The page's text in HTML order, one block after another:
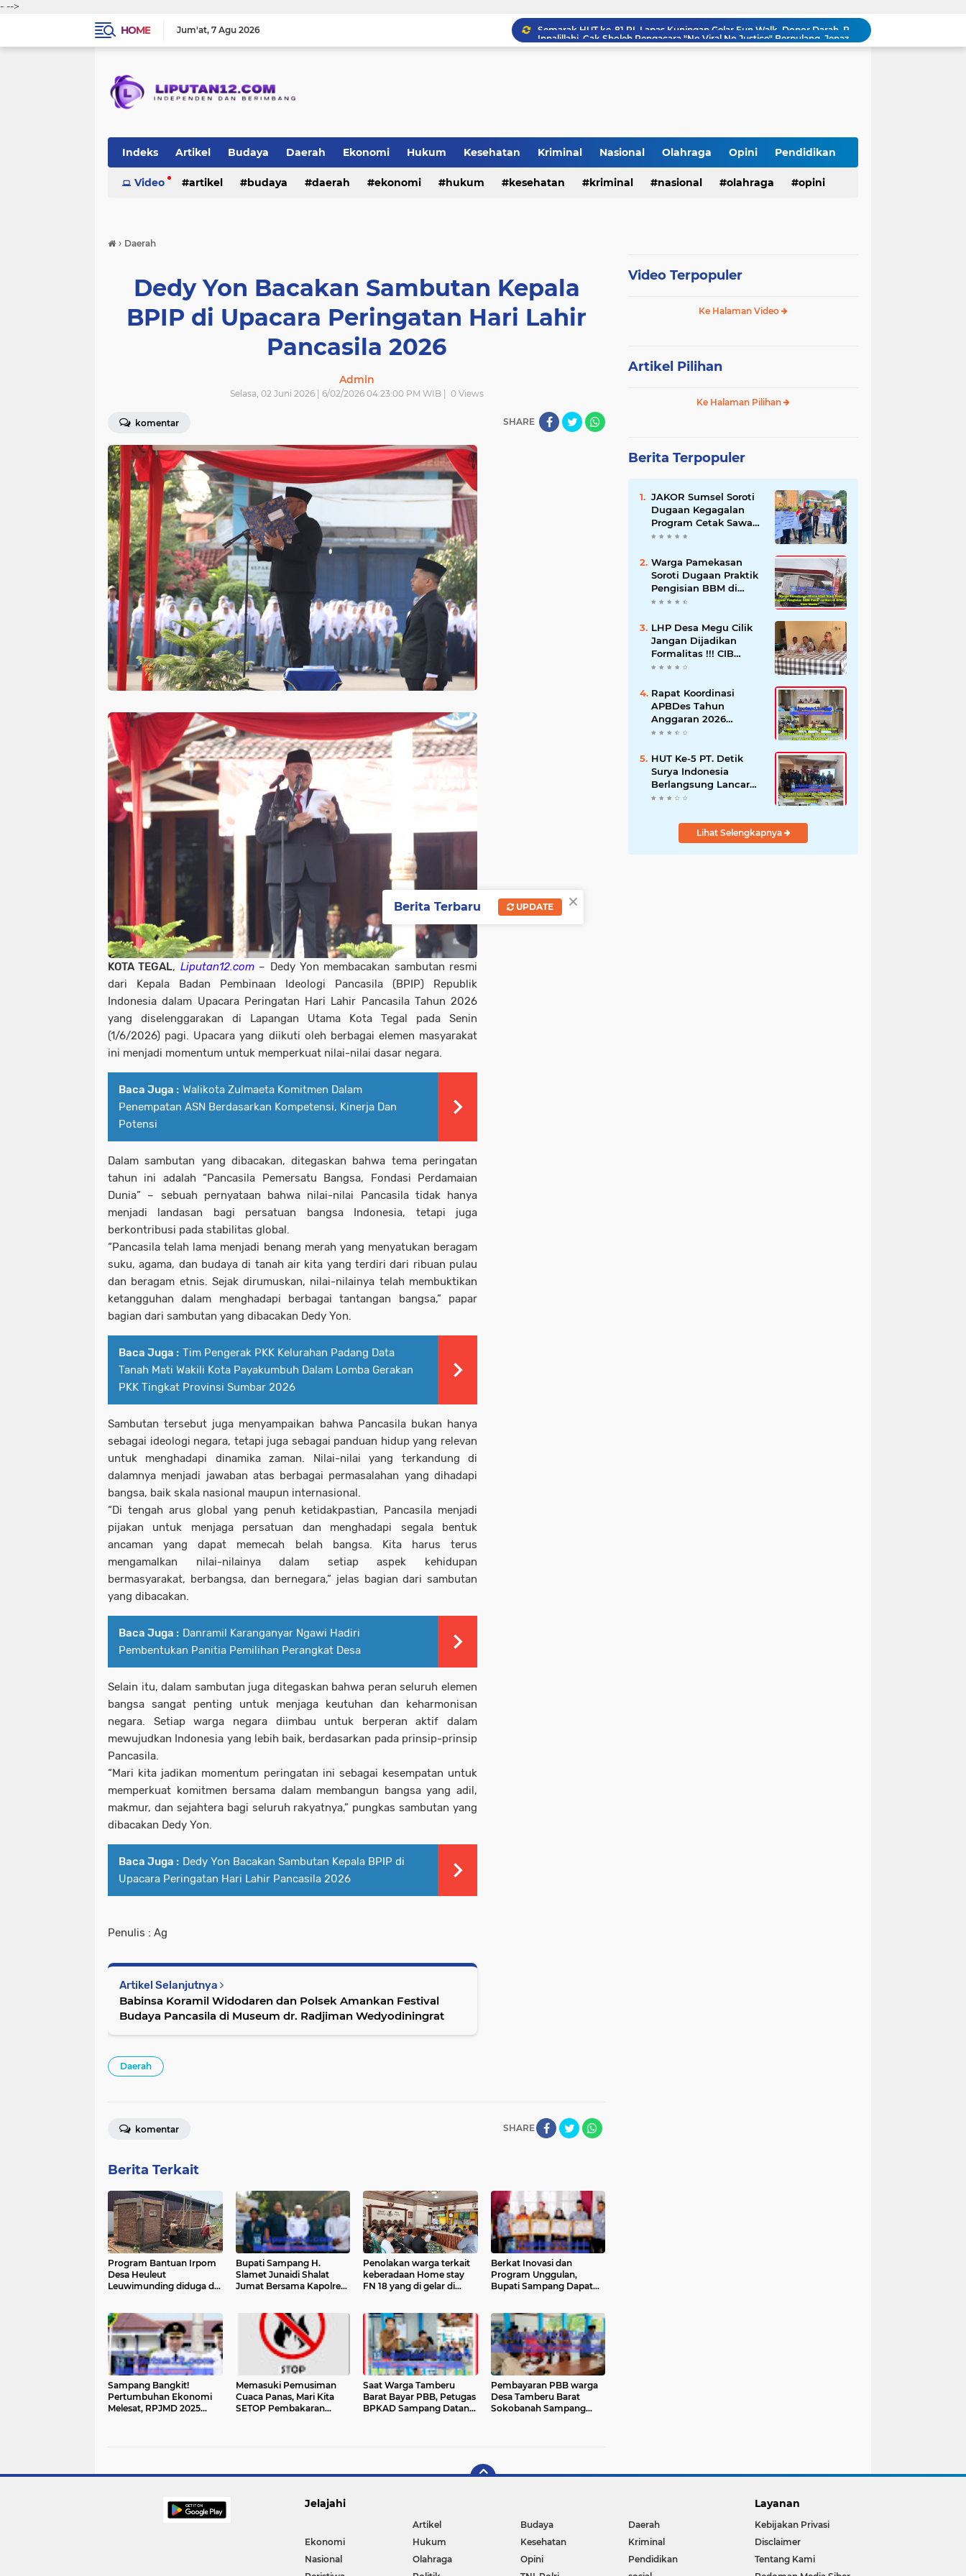
- -->
HOME
Jum'at 7 Agu 2026
Innalillahi, Cak Sholeh Pengacara "No Viral No Justice" Berpulang, Jenazah Akan Dimakamkan di Ponpes Singa Putih Pasuruan
Operasional SPPG 5 Bandengan berhenti sementara usai menu MBG di duga sebabkan keracunan bagaimana dengan air limbah SPPG 3 Bawu yang di duga cemari sumur warga.
Tepis Isu Miring, AKD Karangbinangun Pastikan BUMDes Transparan dan Diawasi Ketat
Indeks Artikel Budaya Daerah Ekonomi Hukum Kesehatan Kriminal Nasional Olahraga Opini Pendidikan
Peristiwa Politik TNI-Polri sosial
Video artikel budaya daerah ekonomi hukum kesehatan kriminal nasional olahraga opini
› Daerah
Dedy Yon Bacakan Sambutan Kepala
BPIP di Upacara Peringatan Hari Lahir
Pancasila 2026
Admin
Selasa, 02 Juni 2026 | 6/02/2026 04:23:00 PM WIB | 0Views
komentar SHARE
KOTA TEGAL, Liputan12.com– Dedy Yon membacakan sambutan resmi
dari Kepala Badan Pembinaan Ideologi Pancasila (BPIP) Republik
Indonesia dalam Upacara Peringatan Hari Lahir Pancasila Tahun 2026
yang diselenggarakan di Lapangan Utama Kota Tegal pada Senin
(1/6/2026) pagi. Upacara yang diikuti oleh berbagai elemen masyarakat
ini menjadi momentum untuk memperkuat nilai-nilai dasar negara.
Baca Juga : Walikota Zulmaeta Komitmen Dalam
Penempatan ASN Berdasarkan Kompetensi, Kinerja Dan
Potensi
Dalam sambutan yang dibacakan, ditegaskan bahwa tema peringatan
tahun ini adalah “Pancasila Pemersatu Bangsa, Fondasi Perdamaian
Dunia” – sebuah pernyataan bahwa nilai-nilai Pancasila tidak hanya
menjadi landasan bagi persatuan bangsa Indonesia, tetapi juga
berkontribusi pada stabilitas global.
“Pancasila telah lama menjadi benang merah yang menyatukan beragam
suku, agama, dan budaya di tanah air kita yang terdiri dari ribuan pulau
dan beragam etnis. Sejak dirumuskan, nilai-nilainya telah membuktikan
ketangguhan dalam menghadapi berbagai tantangan bangsa,” papar
bagian dari sambutan yang dibacakan Dedy Yon.
Baca Juga : Tim Pengerak PKK Kelurahan Padang Data
Tanah Mati Wakili Kota Payakumbuh Dalam Lomba Gerakan
PKK Tingkat Provinsi Sumbar 2026
Sambutan tersebut juga menyampaikan bahwa Pancasila bukan hanya
sebagai ideologi negara, tetapi juga sebagai panduan hidup yang relevan
untuk menghadapi dinamika zaman. Nilai-nilai yang terkandung di
dalamnya menjadi jawaban atas berbagai permasalahan yang dihadapi
bangsa, baik skala nasional maupun internasional.
“Di tengah arus global yang penuh ketidakpastian, Pancasila menjadi
pijakan untuk menjaga persatuan dan menghadapi segala bentuk
ancaman yang dapat memecah belah bangsa. Kita harus terus
mengamalkan nilai-nilainya dalam setiap aspek kehidupan
bermasyarakat, berbangsa, dan bernegara,” jelas bagian dari sambutan
yang dibacakan.
Baca Juga : Danramil Karanganyar Ngawi Hadiri
Pembentukan Panitia Pemilihan Perangkat Desa
Selain itu, dalam sambutan juga ditegaskan bahwa peran seluruh elemen
bangsa sangat penting untuk menjaga keutuhan dan keharmonisan
negara. Setiap warga negara diimbau untuk berperan aktif dalam
mewujudkan Indonesia yang lebih baik, berdasarkan pada prinsip-prinsip
Pancasila.
“Mari kita jadikan momentum peringatan ini sebagai kesempatan untuk
memperkuat komitmen bersama dalam membangun bangsa yang adil,
makmur, dan sejahtera bagi seluruh rakyatnya,” pungkas sambutan yang
dibacakan Dedy Yon.
Baca Juga : Dedy Yon Bacakan Sambutan Kepala BPIP di
Upacara Peringatan Hari Lahir Pancasila 2026
Penulis : Ag
Artikel Selanjutnya
Babinsa Koramil Widodaren dan Polsek Amankan Festival
Budaya Pancasila di Museum dr. Radjiman Wedyodiningrat
Daerah
SHARE
komentar
Berita Terkait
Program Bantuan Irpom
Desa Heuleut
Leuwimunding diduga di
Libatkan
Bupati Sampang H.
Slamet Junaidi Shalat
Jumat Bersama Kapolres
Penolakan warga terkait
keberadaan Home stay
FN 18 yang di gelar di
Jepara sedikit memanas.
Berkat Inovasi dan
Program Unggulan,
Bupati Sampang Dapat
33
Sampang Bangkit!
Pertumbuhan Ekonomi
Melesat, RPJMD 2025
Memasuki Pemusiman
Cuaca Panas, Mari Kita
SETOP Pembakaran
Saat Warga Tamberu
Barat Bayar PBB, Petugas
BPKAD Sampang Datang
Pembayaran PBB warga
Desa Tamberu Barat
Sokobanah Sampang
Video Terpopuler
Ke Halaman Video
Artikel Pilihan
Ke Halaman Pilihan
Berita Terpopuler
JAKOR Sumsel Soroti
Dugaan Kegagalan
Program Cetak Sawah
Rp105 Miliar di Ogan
Pertanian Mundur
Warga Pamekasan
Soroti Dugaan Praktik
Pengisian BBM di
SPBU Cem Manis,
Pengawasan
LHP Desa Megu Cilik
Jangan Dijadikan
Formalitas !!! CIB
Desak Inspektorat
dan Hentikan Dugaan
Permainan Oknum
Rapat Koordinasi
APBDes Tahun
Anggaran 2026
Semester II,
Sokobanah Libatkan 12
Desa
HUT Ke-5 PT. Detik
Surya Indonesia
Berlangsung Lancar
dan Profesional,
Wartawan
Lihat Selengkapnya
Jelajahi
Artikel Budaya
Daerah
Ekonomi
Hukum Kesehatan
Kriminal
Nasional
Olahraga Opini
Pendidikan
Layanan
Kebijakan Privasi
Disclaimer
Tentang Kami
×
Berita Terbaru UPDATE